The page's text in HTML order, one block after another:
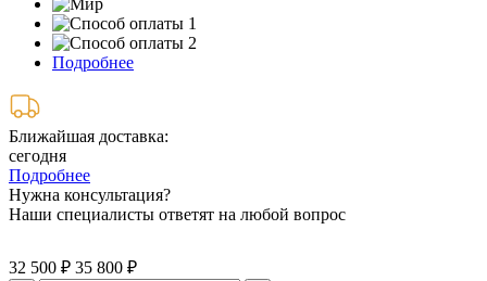
Подробнее
Ближайшая доставка:
сегодня
Подробнее
Нужна консультация?
Наши специалисты ответят на любой вопрос
32 500 ₽ 35 800 ₽